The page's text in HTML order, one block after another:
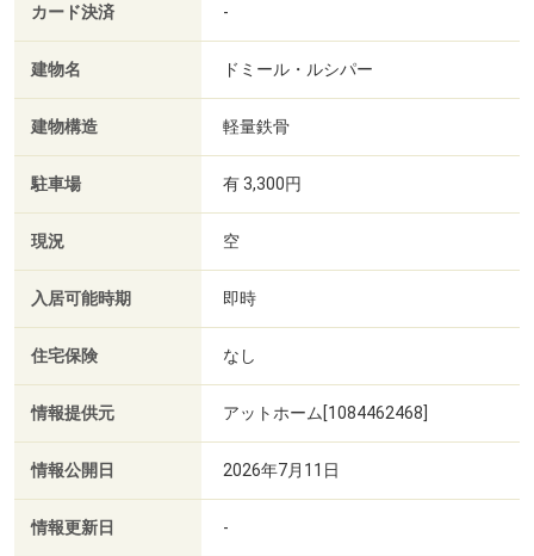
カード決済 -
建物名 ドミール・ルシパー
建物構造 軽量鉄骨
駐車場 有 3,300円
現況 空
入居可能時期 即時
住宅保険 なし
情報提供元 アットホーム[1084462468]
情報公開日 2026年7月11日
情報更新日 -